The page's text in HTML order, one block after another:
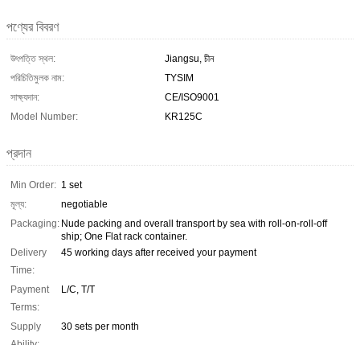
পণ্যের বিবরণ
উৎপত্তি স্থল:
Jiangsu, চীন
পরিচিতিমুলক নাম:
TYSIM
সাক্ষ্যদান:
CE/ISO9001
Model Number:
KR125C
প্রদান
Min Order: 1 set
মূল্য:
negotiable
Packaging: Nude packing and overall transport by sea with roll-on-roll-off
ship; One Flat rack container.
Delivery
Time:
45 working days after received your payment
Payment
Terms:
L/C, T/T
Supply
30 sets per month